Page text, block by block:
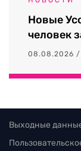
Новые
человек
08.08.2026 /
Выходные